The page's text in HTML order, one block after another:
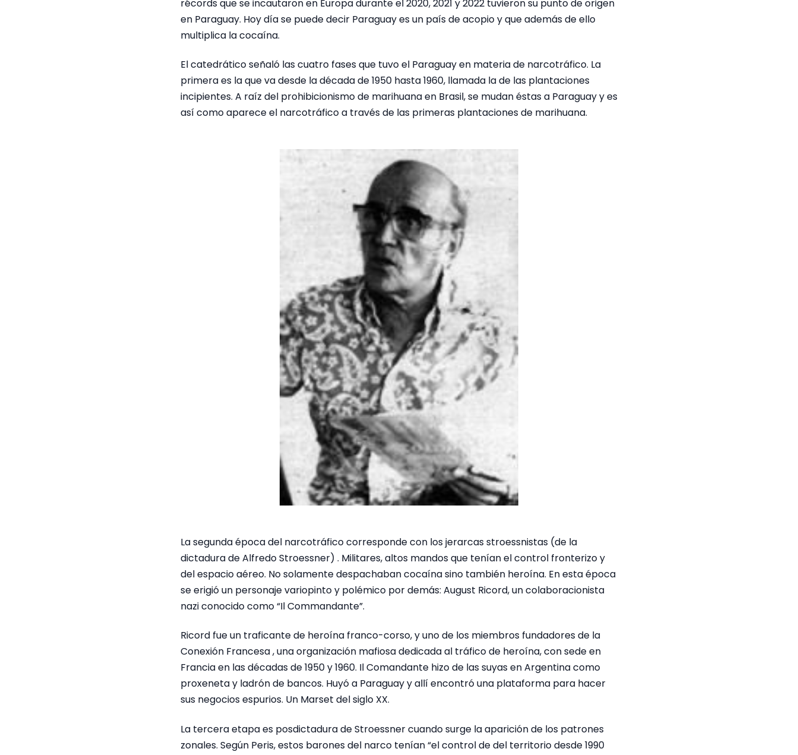
récords que se incautaron en Europa durante el 2020, 2021 y 2022 tuvieron su punto de origen
en Paraguay. Hoy día se puede decir Paraguay es un país de acopio y que además de ello
multiplica la cocaína.
El catedrático señaló las cuatro fases que tuvo el Paraguay en materia de narcotráfico. La
primera es la que va desde la década de 1950 hasta 1960, llamada la de las plantaciones
incipientes. A raíz del prohibicionismo de marihuana en Brasil, se mudan éstas a Paraguay y es
así como aparece el narcotráfico a través de las primeras plantaciones de marihuana.
La segunda época del narcotráfico corresponde con los jerarcas stroessnistas (de la
dictadura de Alfredo Stroessner) . Militares, altos mandos que tenían el control fronterizo y
del espacio aéreo. No solamente despachaban cocaína sino también heroína. En esta época
se erigió un personaje variopinto y polémico por demás: August Ricord, un colaboracionista
nazi conocido como “Il Commandante”.
Ricord fue un traficante de heroína franco-corso, y uno de los miembros fundadores de la
Conexión Francesa , una organización mafiosa dedicada al tráfico de heroína, con sede en
Francia en las décadas de 1950 y 1960. Il Comandante hizo de las suyas en Argentina como
proxeneta y ladrón de bancos. Huyó a Paraguay y allí encontró una plataforma para hacer
sus negocios espurios. Un Marset del siglo XX.
La tercera etapa es posdictadura de Stroessner cuando surge la aparición de los patrones
zonales. Según Peris, estos barones del narco tenían “el control de del territorio desde 1990